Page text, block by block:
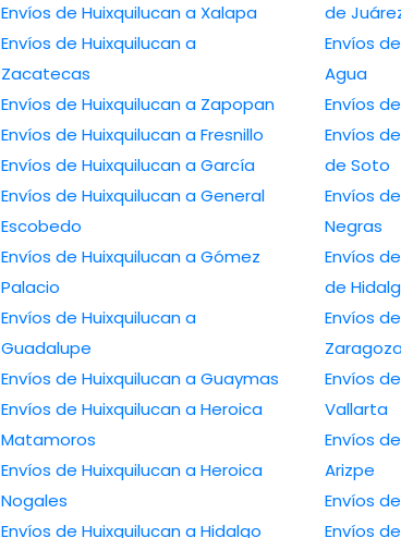
Envíos de Huixquilucan a Xalapa
Envíos de Huixquilucan a
Zacatecas
Envíos de Huixquilucan a Zapopan
Envíos de Huixquilucan a Fresnillo
Envíos de Huixquilucan a García
Envíos de Huixquilucan a General
Escobedo
Envíos de Huixquilucan a Gómez
Palacio
Envíos de Huixquilucan a
Guadalupe
Envíos de Huixquilucan a Guaymas
Envíos de Huixquilucan a Heroica
Matamoros
Envíos de Huixquilucan a Heroica
Nogales
Envíos de Huixquilucan a Hidalgo
de
Envíos
Agua
Envíos
Envíos
de Soto
Envíos
Negras
Envíos
de
Envíos
Envíos
Vallarta
Envíos
Arizpe
Envíos
Envíos